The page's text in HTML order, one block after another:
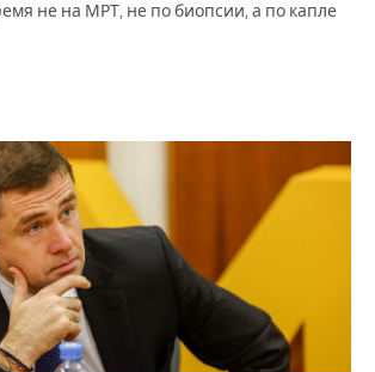
не на МРТ, не по биопсии, а по капле